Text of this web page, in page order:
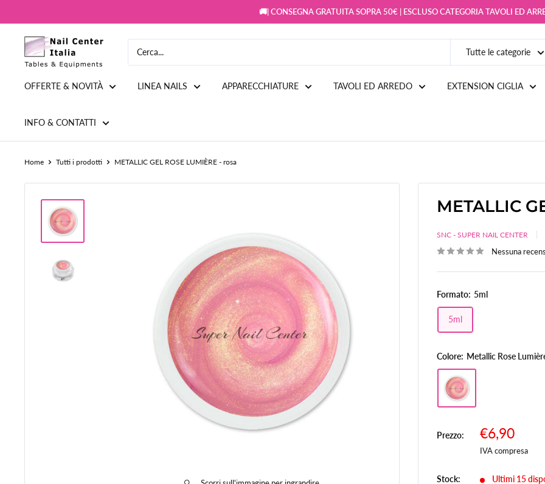
al
contenuto
🚚| CONSEGNA GRATUITA SOPRA 50€ | ESCLUSO CATEGORIA TAVOLI ED
Snc
Nail
Tutte le categorie
OFFERTE & NOVITÀ LINEA NAILS APPARECCHIATURE TAVOLI ED ARREDO EXTENSION CIGLIA
INFO & CONTATTI
Home Tutti i prodotti METALLIC GEL ROSE LUMIÈRE - rosa
METALLIC
SNC - SUPER NAIL CENTER
Nessuna
Formato: 5ml
5ml
Colore: Metallic Rose
Prezzo:
Prezzo
scontato
€6,90
IVA compresa
Stock: Ultimi 15